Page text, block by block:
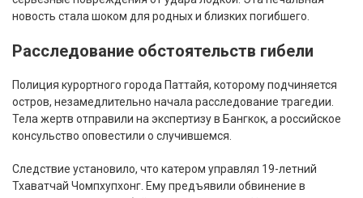
новость стала шоком для родных и близких погибшего.
Расследование обстоятельств гибели
Полиция курортного города Паттайя, которому подчиняется
остров, незамедлительно начала расследование трагедии.
Тела жертв отправили на экспертизу в Бангкок, а российское
консульство оповестили о случившемся.
Следствие установило, что катером управлял 19-летний
Тхаватчай Чомпхупхонг. Ему предъявили обвинение в